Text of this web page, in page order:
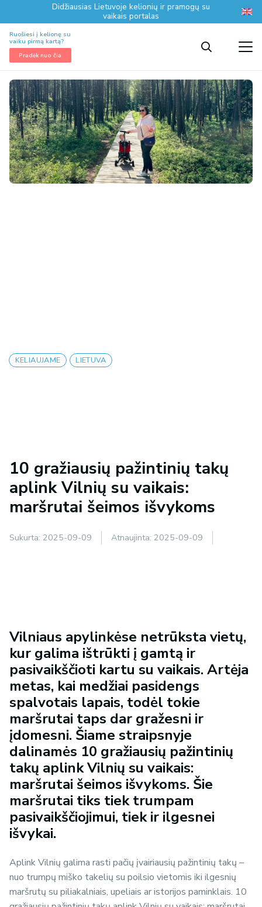
Didžiausias Lietuvoje kelionių ir pramogų su
vaikais portalas
Ruošiesi į kelionę su
vaiku pirmą kartą?
Pradėk nuo čia
KELIAUJAME LIETUVA
10 gražiausių pažintinių takų
aplink Vilnių su vaikais:
maršrutai šeimos išvykoms
Sukurta: 2025-09-09 Atnaujinta: 2025-09-09
Vilniaus apylinkėse netrūksta vietų,
kur galima ištrūkti į gamtą ir
pasivaikščioti kartu su vaikais. Artėja
metas, kai medžiai pasidengs
spalvotais lapais, todėl tokie
maršrutai taps dar gražesni ir
įdomesni. Šiame straipsnyje
dalinamės 10 gražiausių pažintinių
takų aplink Vilnių su vaikais:
maršrutai šeimos išvykoms. Šie
maršrutai tiks tiek trumpam
pasivaikščiojimui, tiek ir ilgesnei
išvykai.
Aplink Vilnių galima rasti pačių įvairiausių pažintinių takų –
nuo trumpų miško takelių su poilsio vietomis iki ilgesnių
maršrutų su piliakalniais, upeliais ar istorijos paminklais. 10